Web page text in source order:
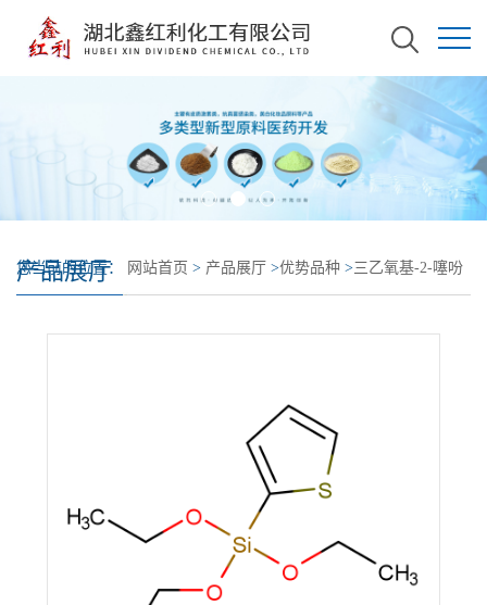
产品展厅
您当前的位置： 网站首页 > 产品展厅 >优势品种 >三乙氧基-2-噻吩